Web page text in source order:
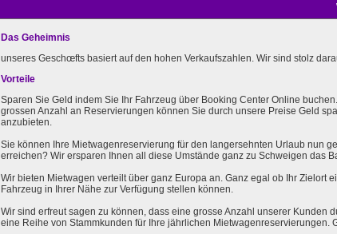
Das Geheimnis
unseres Geschœfts basiert auf den hohen Verkaufszahlen. Wir sind stolz
Vorteile
Sparen Sie Geld indem Sie Ihr Fahrzeug über Booking Center Online
grossen Anzahl an Reservierungen können Sie durch unsere Preise Geld
anzubieten.
Sie können Ihre Mietwagenreservierung für den langersehnten Urlaub nun
erreichen? Wir ersparen Ihnen all diese Umstände ganz zu Schweigen das
Wir bieten Mietwagen verteilt über ganz Europa an. Ganz egal ob Ihr Zielort
Fahrzeug in Ihrer Nähe zur Verfügung stellen können.
Wir sind erfreut sagen zu können, dass eine grosse Anzahl unserer
eine Reihe von Stammkunden für Ihre jährlichen